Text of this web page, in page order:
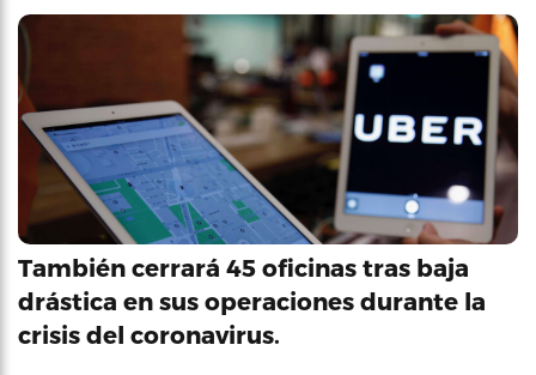
También cerrará 45 oficinas tras baja
drástica en sus operaciones durante la
crisis del coronavirus.